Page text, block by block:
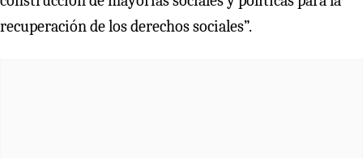
recuperación de los derechos sociales”.